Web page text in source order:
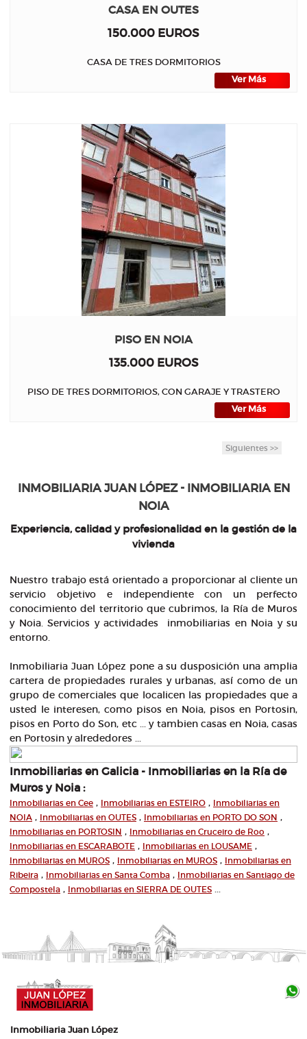
CASA EN OUTES
150.000 EUROS
CASA DE TRES DORMITORIOS
Ver Más
PISO EN NOIA
135.000 EUROS
PISO DE TRES DORMITORIOS, CON GARAJE Y TRASTERO
Ver Más
Siguientes >>
INMOBILIARIA JUAN LÓPEZ - INMOBILIARIA EN
NOIA
Experiencia, calidad y profesionalidad en la gestión de la
vivienda
Nuestro trabajo está orientado a proporcionar al cliente un
servicio objetivo e independiente con un perfecto
conocimiento del territorio que cubrimos, la Ría de Muros
y Noia. Servicios y actividades inmobiliarias en Noia y su
entorno.
Inmobiliaria Juan López pone a su dusposición una amplia
cartera de propiedades rurales y urbanas, así como de un
grupo de comerciales que localicen las propiedades que a
usted le interesen, como pisos en Noia, pisos en Portosin,
pisos en Porto do Son, etc ... y tambien casas en Noia, casas
en Portosin y alrededores ...
Inmobiliarias en Galicia - Inmobiliarias en la Ría de
Muros y Noia :
Inmobiliarias en Cee , Inmobiliarias en ESTEIRO , Inmobiliarias en
NOIA , Inmobiliarias en OUTES , Inmobiliarias en PORTO DO SON ,
Inmobiliarias en PORTOSIN , Inmobiliarias en Cruceiro de Roo ,
Inmobiliarias en ESCARABOTE , Inmobiliarias en LOUSAME ,
Inmobiliarias en MUROS , Inmobiliarias en MUROS , Inmobiliarias en
Ribeira , Inmobiliarias en Santa Comba , Inmobiliarias en Santiago de
Compostela , Inmobiliarias en SIERRA DE OUTES ...
Inmobiliaria Juan López